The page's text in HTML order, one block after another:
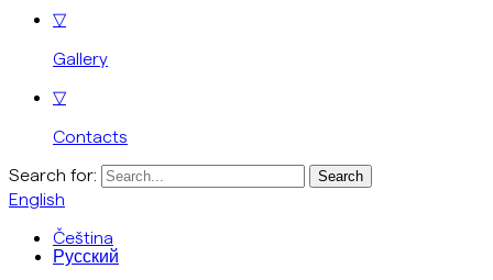
▽
Gallery
▽
Contacts
Search for:
English
Čeština
Русский